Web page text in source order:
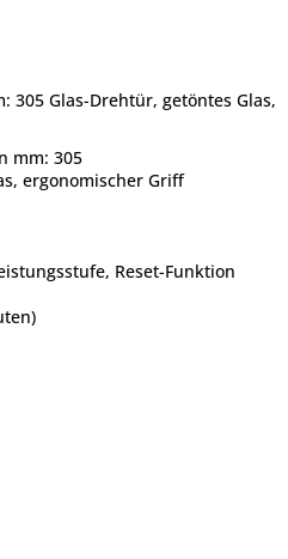
Glas-Drehtür, getöntes Glas,
mm: 305
ergonomischer Griff
Reset-Funktion